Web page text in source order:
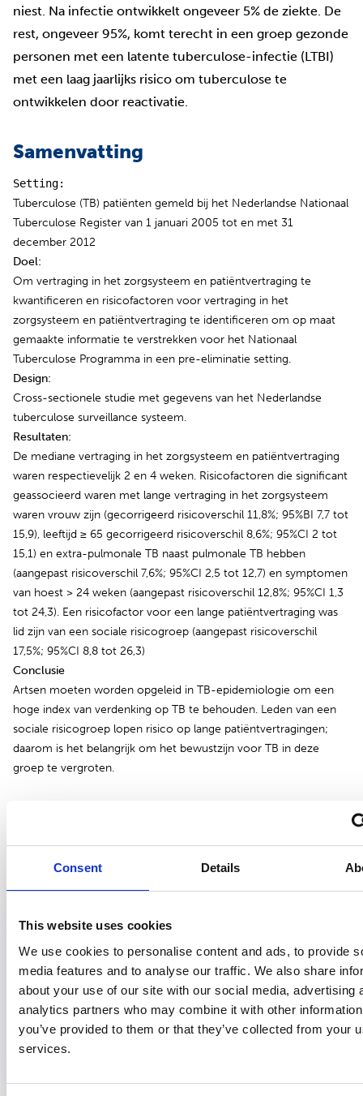
Consent Details
This website uses cookies
We use cookies to personalise content and ads, to provide
media features and to analyse our traffic. We also share
about your use of our site with our social media, advertising
analytics partners who may combine it with other
you’ve provided to them or that they’ve collected from your
services.
niest. Na infectie ontwikkelt ongeveer 5% de ziekte. De
rest, ongeveer 95%, komt terecht in een groep gezonde
personen met een latente tuberculose-infectie (LTBI)
met een laag jaarlijks risico om tuberculose te
ontwikkelen door reactivatie.
Samenvatting
Setting:
Tuberculose (TB) patiënten gemeld bij het Nederlandse Nationaal
Tuberculose Register van 1 januari 2005 tot en met 31
december 2012
Doel:
Om vertraging in het zorgsysteem en patiëntvertraging te
kwantificeren en risicofactoren voor vertraging in het
zorgsysteem en patiëntvertraging te identificeren om op maat
gemaakte informatie te verstrekken voor het Nationaal
Tuberculose Programma in een pre-eliminatie setting.
Design:
Cross-sectionele studie met gegevens van het Nederlandse
tuberculose surveillance systeem.
Resultaten:
De mediane vertraging in het zorgsysteem en patiëntvertraging
waren respectievelijk 2 en 4 weken. Risicofactoren die significant
geassocieerd waren met lange vertraging in het zorgsysteem
waren vrouw zijn (gecorrigeerd risicoverschil 11,8%; 95%BI 7,7 tot
15,9), leeftijd ≥ 65 gecorrigeerd risicoverschil 8,6%; 95%CI 2 tot
15,1) en extra-pulmonale TB naast pulmonale TB hebben
(aangepast risicoverschil 7,6%; 95%CI 2,5 tot 12,7) en symptomen
van hoest > 24 weken (aangepast risicoverschil 12,8%; 95%CI 1,3
tot 24,3). Een risicofactor voor een lange patiëntvertraging was
lid zijn van een sociale risicogroep (aangepast risicoverschil
17,5%; 95%CI 8,8 tot 26,3)
Conclusie
Artsen moeten worden opgeleid in TB-epidemiologie om een
hoge index van verdenking op TB te behouden. Leden van een
sociale risicogroep lopen risico op lange patiëntvertragingen;
daarom is het belangrijk om het bewustzijn voor TB in deze
groep te vergroten.
op basis van smartwatchgegevens
Tanja Gosseling - FG003
Dit onderzoek levert de eerste empirische resultaten van het schatten
van het tijdstip van overlijden met smartwatchgegevens. Met hulp